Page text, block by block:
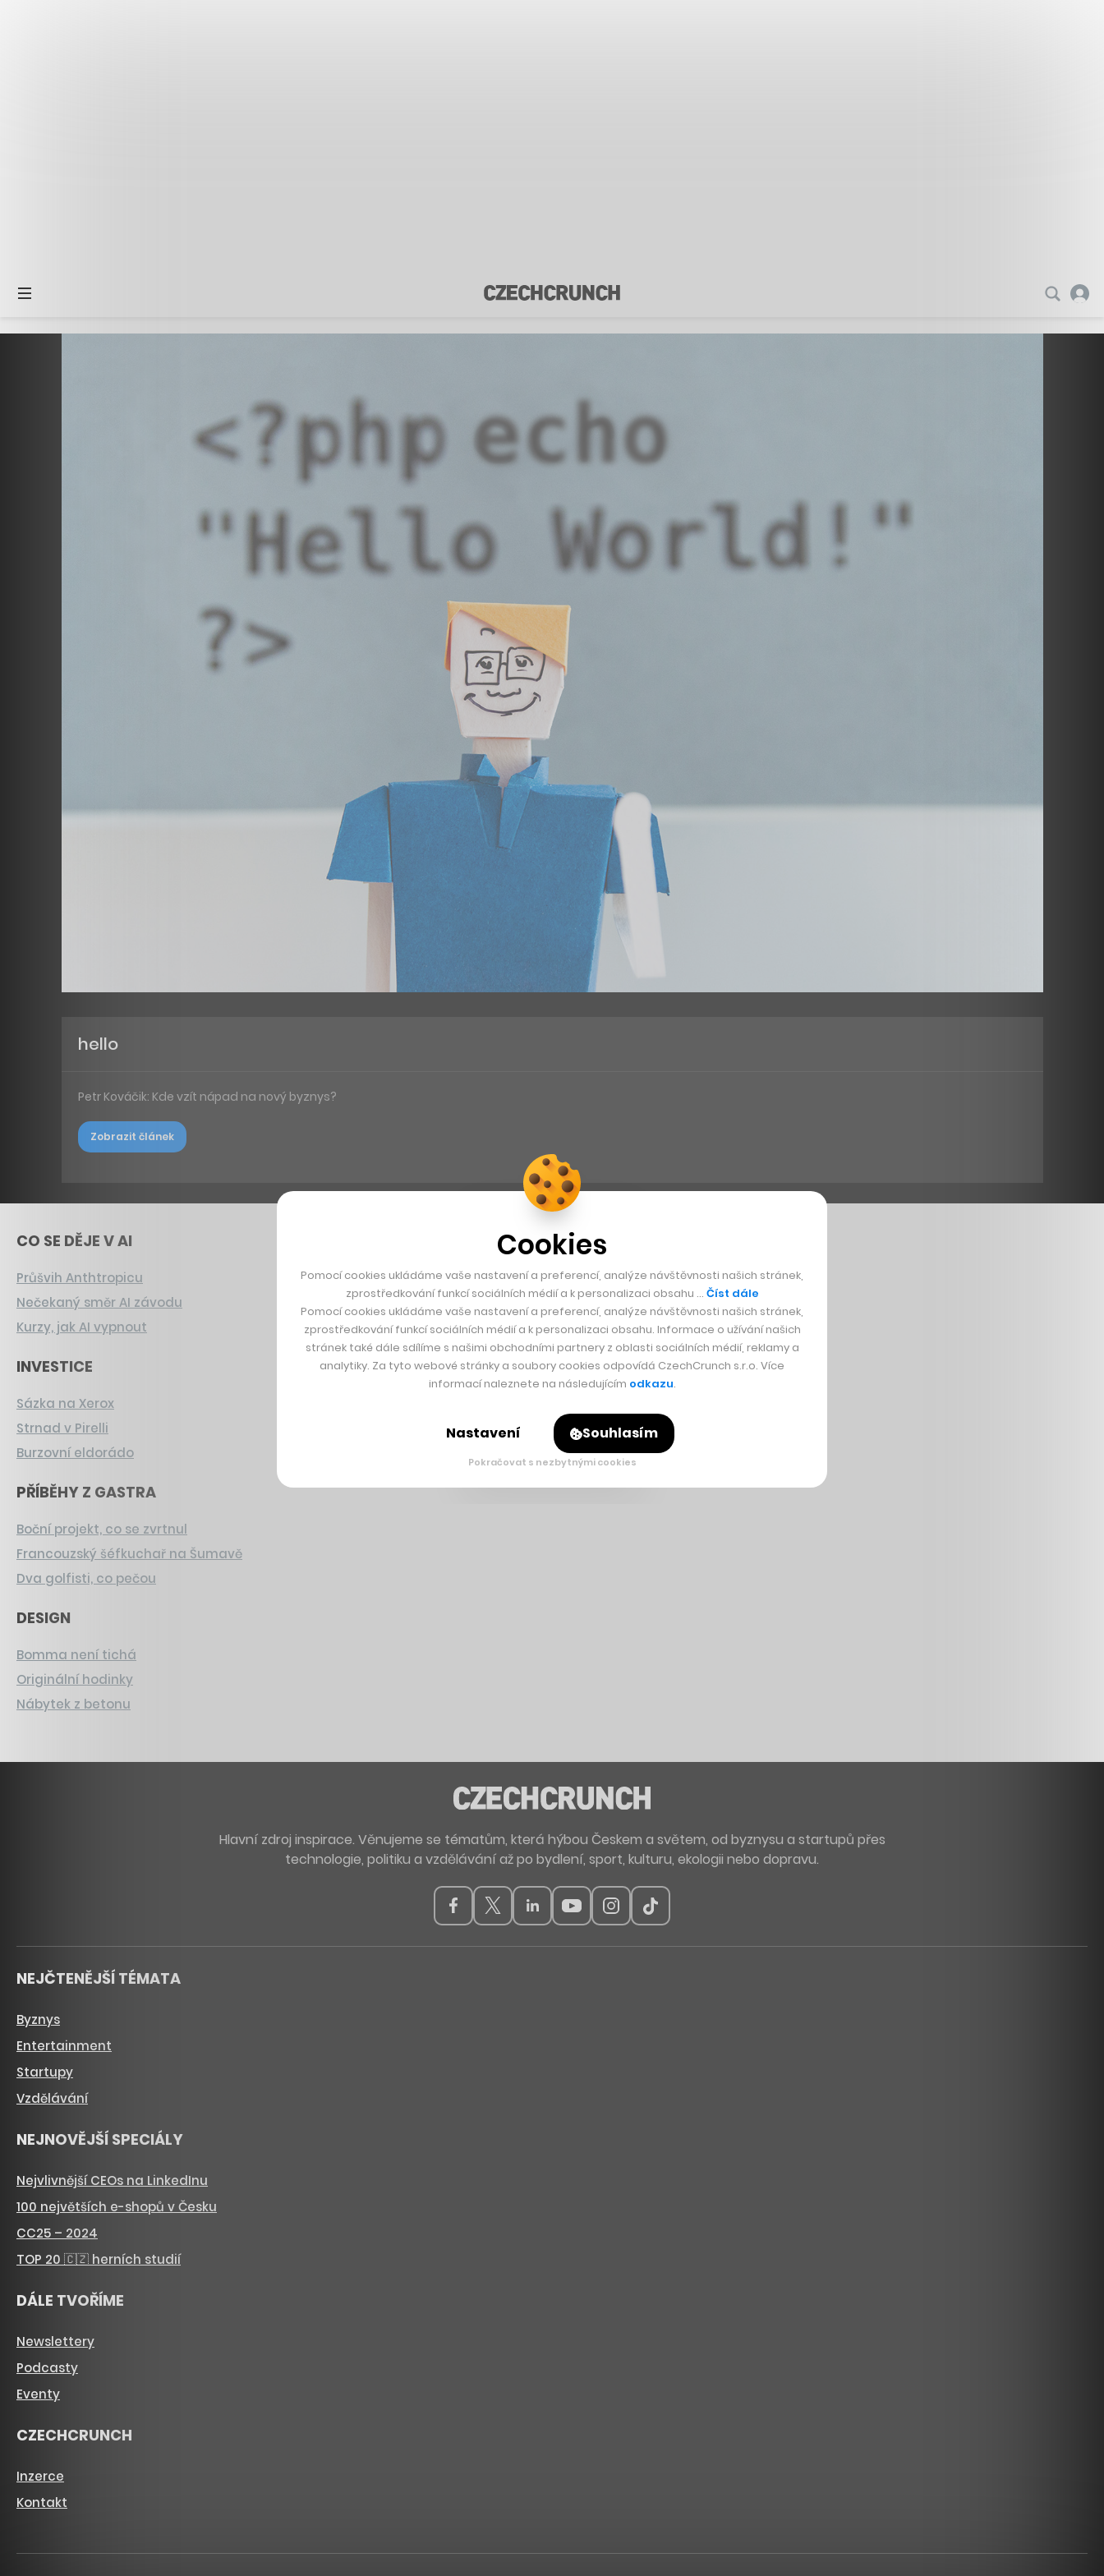
hello
Petr Kováčik: Kde vzít nápad na nový byznys?
Zobrazit článek
CO SE DĚJE V AI
Průšvih Anthtropicu
Nečekaný směr AI závodu
Kurzy, jak AI vypnout
INVESTICE
Sázka na Xerox
Strnad v Pirelli
Burzovní eldorádo
PŘÍBĚHY Z GASTRA
Boční projekt, co se zvrtnul
Francouzský šéfkuchař na Šumavě
Dva golfisti, co pečou
DESIGN
Bomma není tichá
Originální hodinky
Nábytek z betonu
Hlavní zdroj inspirace. Věnujeme se tématům, která hýbou Českem a světem, od byznysu a startupů přes
technologie, politiku a vzdělávání až po bydlení, sport, kulturu, ekologii nebo dopravu.
NEJČTENĚJŠÍ TÉMATA
Byznys
Entertainment
Startupy
Vzdělávání
NEJNOVĚJŠÍ SPECIÁLY
Nejvlivnější CEOs na LinkedInu
100 největších e-shopů v Česku
CC25 – 2024
TOP 20 🇨🇿 herních studií
DÁLE TVOŘÍME
Newslettery
Podcasty
Eventy
CZECHCRUNCH
Inzerce
Kontakt
Cookies
Pomocí cookies ukládáme vaše nastavení a preferencí, analýze návštěvnosti našich stránek,
zprostředkování funkcí sociálních médií a k personalizaci obsahu … Číst dále
Pomocí cookies ukládáme vaše nastavení a preferencí, analýze návštěvnosti našich stránek,
zprostředkování funkcí sociálních médií a k personalizaci obsahu. Informace o užívání našich
stránek také dále sdílíme s našimi obchodními partnery z oblasti sociálních médií, reklamy a
analytiky. Za tyto webové stránky a soubory cookies odpovídá CzechCrunch s.r.o. Více
informací naleznete na následujícím odkazu.
Nastavení Souhlasím
Pokračovat s nezbytnými cookies